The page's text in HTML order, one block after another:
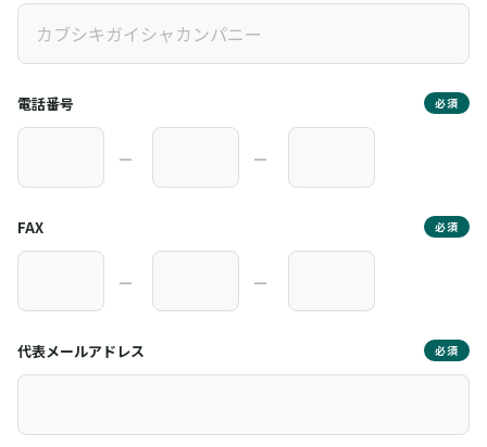
電話番号 必須
― ―
FAX 必須
― ―
代表メールアドレス 必須